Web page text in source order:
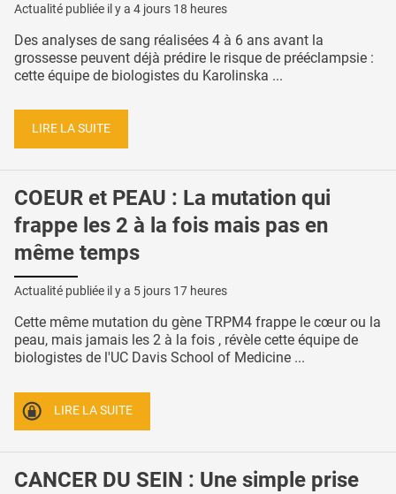
Actualité publiée il y a 4 jours 18 heures
Des analyses de sang réalisées 4 à 6 ans avant la
grossesse peuvent déjà prédire le risque de prééclampsie :
cette équipe de biologistes du Karolinska ...
LIRE LA SUITE
COEUR et PEAU : La mutation qui
frappe les 2 à la fois mais pas en
même temps
Actualité publiée il y a 5 jours 17 heures
Cette même mutation du gène TRPM4 frappe le cœur ou la
peau, mais jamais les 2 à la fois , révèle cette équipe de
biologistes de l'UC Davis School of Medicine ...
LIRE LA SUITE
CANCER DU SEIN : Une simple prise